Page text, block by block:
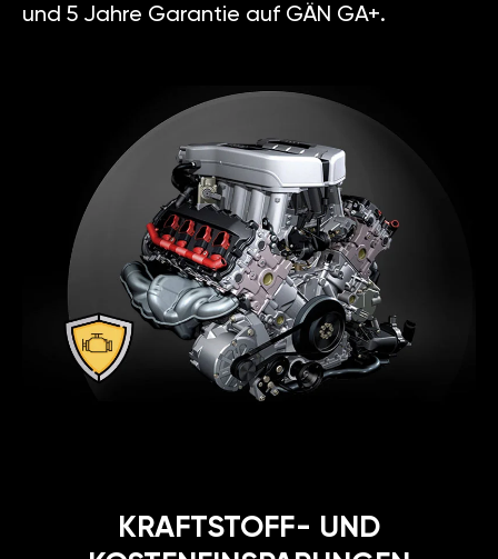
und 5 Jahre Garantie auf GÄN GA+.
KRAFTSTOFF- UND